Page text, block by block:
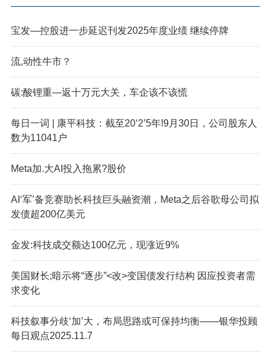
宝发—控股进一步延迟刊发2025年度业绩 继续停牌
流,动性牛市？
碳:酸锂重—返十万元大关，车企该不该慌
每日一词 | 康平科技：截至20‘2’5年!9月30日，公司股东人
数为11041户
Meta加.大AI投入拖累?股价
AI‘军’备竞赛助长科技巨头融资潮，Meta之后谷歌母公司拟
发债超200亿美元
金发:科技成交额达100亿元，现涨近9%
美国财长;暗示将“逐步”<改>变国债发行结构 因应投资者需
求变化
科技叙事分歧‘加’大，布局思路或可保持均衡——银华投顾
每日观点2025.11.7